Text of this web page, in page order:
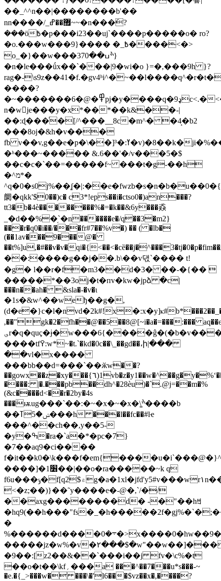
��_^^n��|��������b'��
nn����/_޿��ߝ~~�n���݇?
���ӧ߿�p���i23��uj`����p�����o� ro?
�o.���w���9}���� �_߿����<�>
o_�}��w���ׯߎ��370}
�n�le���ǘx��`���|9�wi�o }=�,���9h }?
rag�-
����?
�~�������߾�@�6pj�y����q�9ډc<.�<�p5���i.іԙݴ
n�wje���y�x*��*��k&��-|
��:ɖ���ͬ�[/^���__8c�m^� �4̝�b2
���8oj�&h�v���
fb v��v,g��e�p�\��]³�:ߌ�v)�8��k�ji�%������a�o��.zq����)\��x�vwc���5>�n���ij~�2
�ʰ���~����� &.6��'�/v���5�$
��c�c�`��=�����f~ ���t�g-��h
�^מ*�
阛�qkk'$0��)c� c3*!eps��i�ctso0�)an���?
tt3�b�4è��������%�=�k��&6y���猋
_�d��%�֥`�n������e�/q��3�m2}
���r�q0�i��/���fr#7��%v�) �� ( �lb�
(��1av���9���@�
��t%]u,�#��v�v�qi�{<��<�cȅ��j�^���3�tj�0�p�fim��ޠ�
��:����g��j��.b\��v댃`���� t!
�g� l��r�f�m3��d�3� ��-�{�� 
�����*��3oj�t�пv�kw�jpձ �c|
���n��ah� &sla�-�v�ι
�1s�&w^��weђ��g�,
,��"gk�2�fh��@��5��8@[~i�a�=���:��� a
؈r�q�quç�ɉ�w���6{����ĝ�(�b�v���j�:n�s�t�qs�
����tf߉:w*~�t.`�kd�0c��\_��gd��،ի|���
��vl�x����
���bb��d=���`��ӂw��?
��gowx��z�xy���{٦)1vb�z�y1��w�^��g�y�%ʻ��֫pż4e{������\�2�*v�y��*����¬�!
����: |�.���pb��dh^�28èu)�`.@j=��m�%
(&c����d<��r�2by�4s
���߭ѭug���`��:�~�x�~�x�\͚ׯ����b
��ݾ�5ߠ���h ���l��fc��#lҽ
���^��ch��,y��5-
�y�ߒ�ra�`a�*�pc�7}
�7��aq9�ci����
f�it��k0�\k���f�em{���
����]�1׶��|��o�ra�����~k q
f6u���ݹ�f[q2$۾g�a�1xl�jfd'y5#v���wr١n��{��k�w�5�ж���f�$�
<�z;��)}��˜y����e�-@�,`/�/
��axg��������d� -�"��hꒄ
�
%������d����܋�0�>x����0�hw��9���w%�o�f����w%��8��q��x�����$3���y�c�xbs�~� d7�����
�����jz�w%�v�٢���$�w"��w��]���c�z�j$(��,�
�9��:[z2��&��`���i��j fv�\c%�t
��o�t��\kf؍���a ���^��7���u*s���-~
�e.�{_>���w� ���\�'l6���$vz��x�,����?